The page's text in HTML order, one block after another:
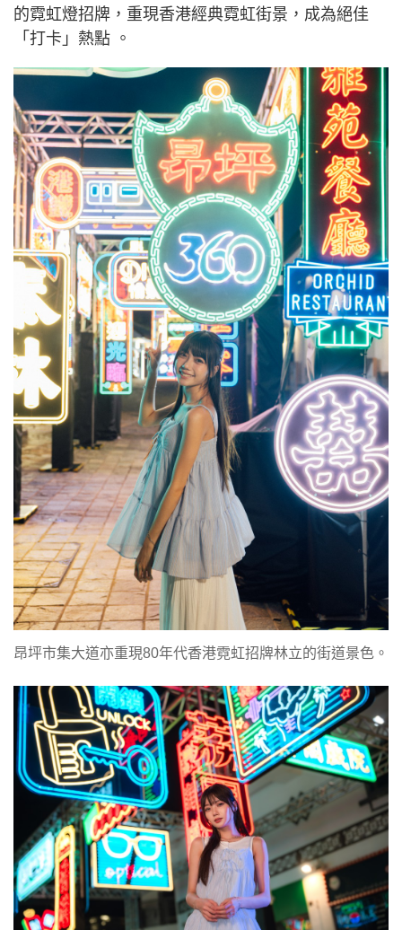
的霓虹燈招牌，重現香港經典霓虹街景，成為絕佳
「打卡」熱點 。
昂坪市集大道亦重現80年代香港霓虹招牌林立的街道景色。